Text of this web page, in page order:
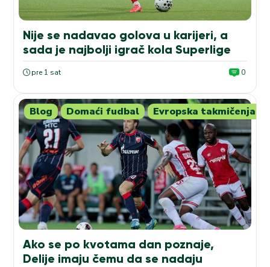
Nije se nadavao golova u karijeri, a
sada je najbolji igrač kola Superlige
pre 1 sat 0
Blog Domaći fudbal Evropska takmičenja
Ako se po kvotama dan poznaje,
Delije imaju čemu da se nadaju